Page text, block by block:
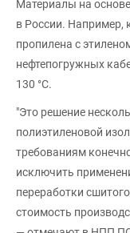
Материалы на
в России. Например,
пропилена с
нефтепогружных
130 °C.
"Это решение
полиэтиленовой
требованиям
исключить
переработки
стоимость